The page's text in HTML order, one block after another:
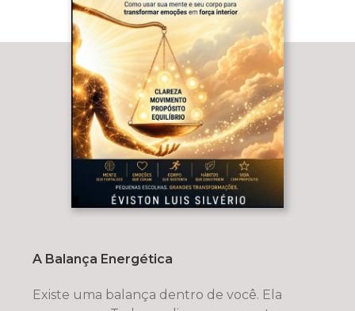
A Balança Energética
Existe uma balança dentro de você. Ela